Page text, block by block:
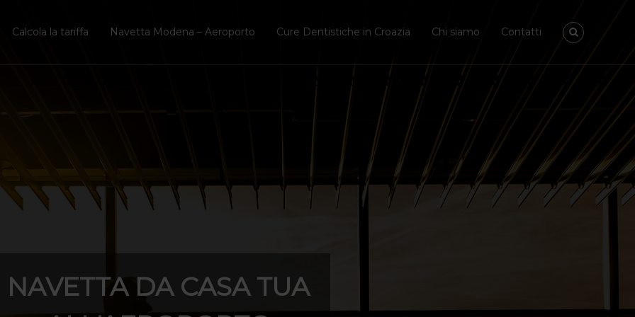
Calcola la tariffa Navetta Modena – Aeroporto Cure Dentistiche in Croazia Chi siamo Contatti
NAVETTA DA CASA TUA